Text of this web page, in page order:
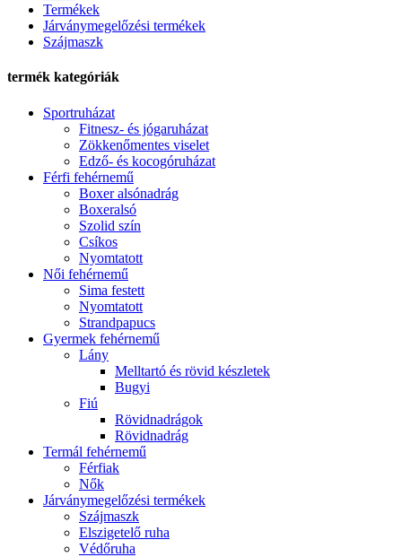
Termékek
Járványmegelőzési termékek
Szájmaszk
termék kategóriák
Sportruházat
Fitnesz- és jógaruházat
Zökkenőmentes viselet
Edző- és kocogóruházat
Férfi fehérnemű
Boxer alsónadrág
Boxeralsó
Szolid szín
Csíkos
Nyomtatott
Női fehérnemű
Sima festett
Nyomtatott
Strandpapucs
Gyermek fehérnemű
Lány
Melltartó és rövid készletek
Bugyi
Fiú
Rövidnadrágok
Rövidnadrág
Termál fehérnemű
Férfiak
Nők
Járványmegelőzési termékek
Szájmaszk
Elszigetelő ruha
Védőruha